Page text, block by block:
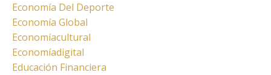
Economía Del Deporte
Economía Global
Economíacultural
Economíadigital
Educación Financiera